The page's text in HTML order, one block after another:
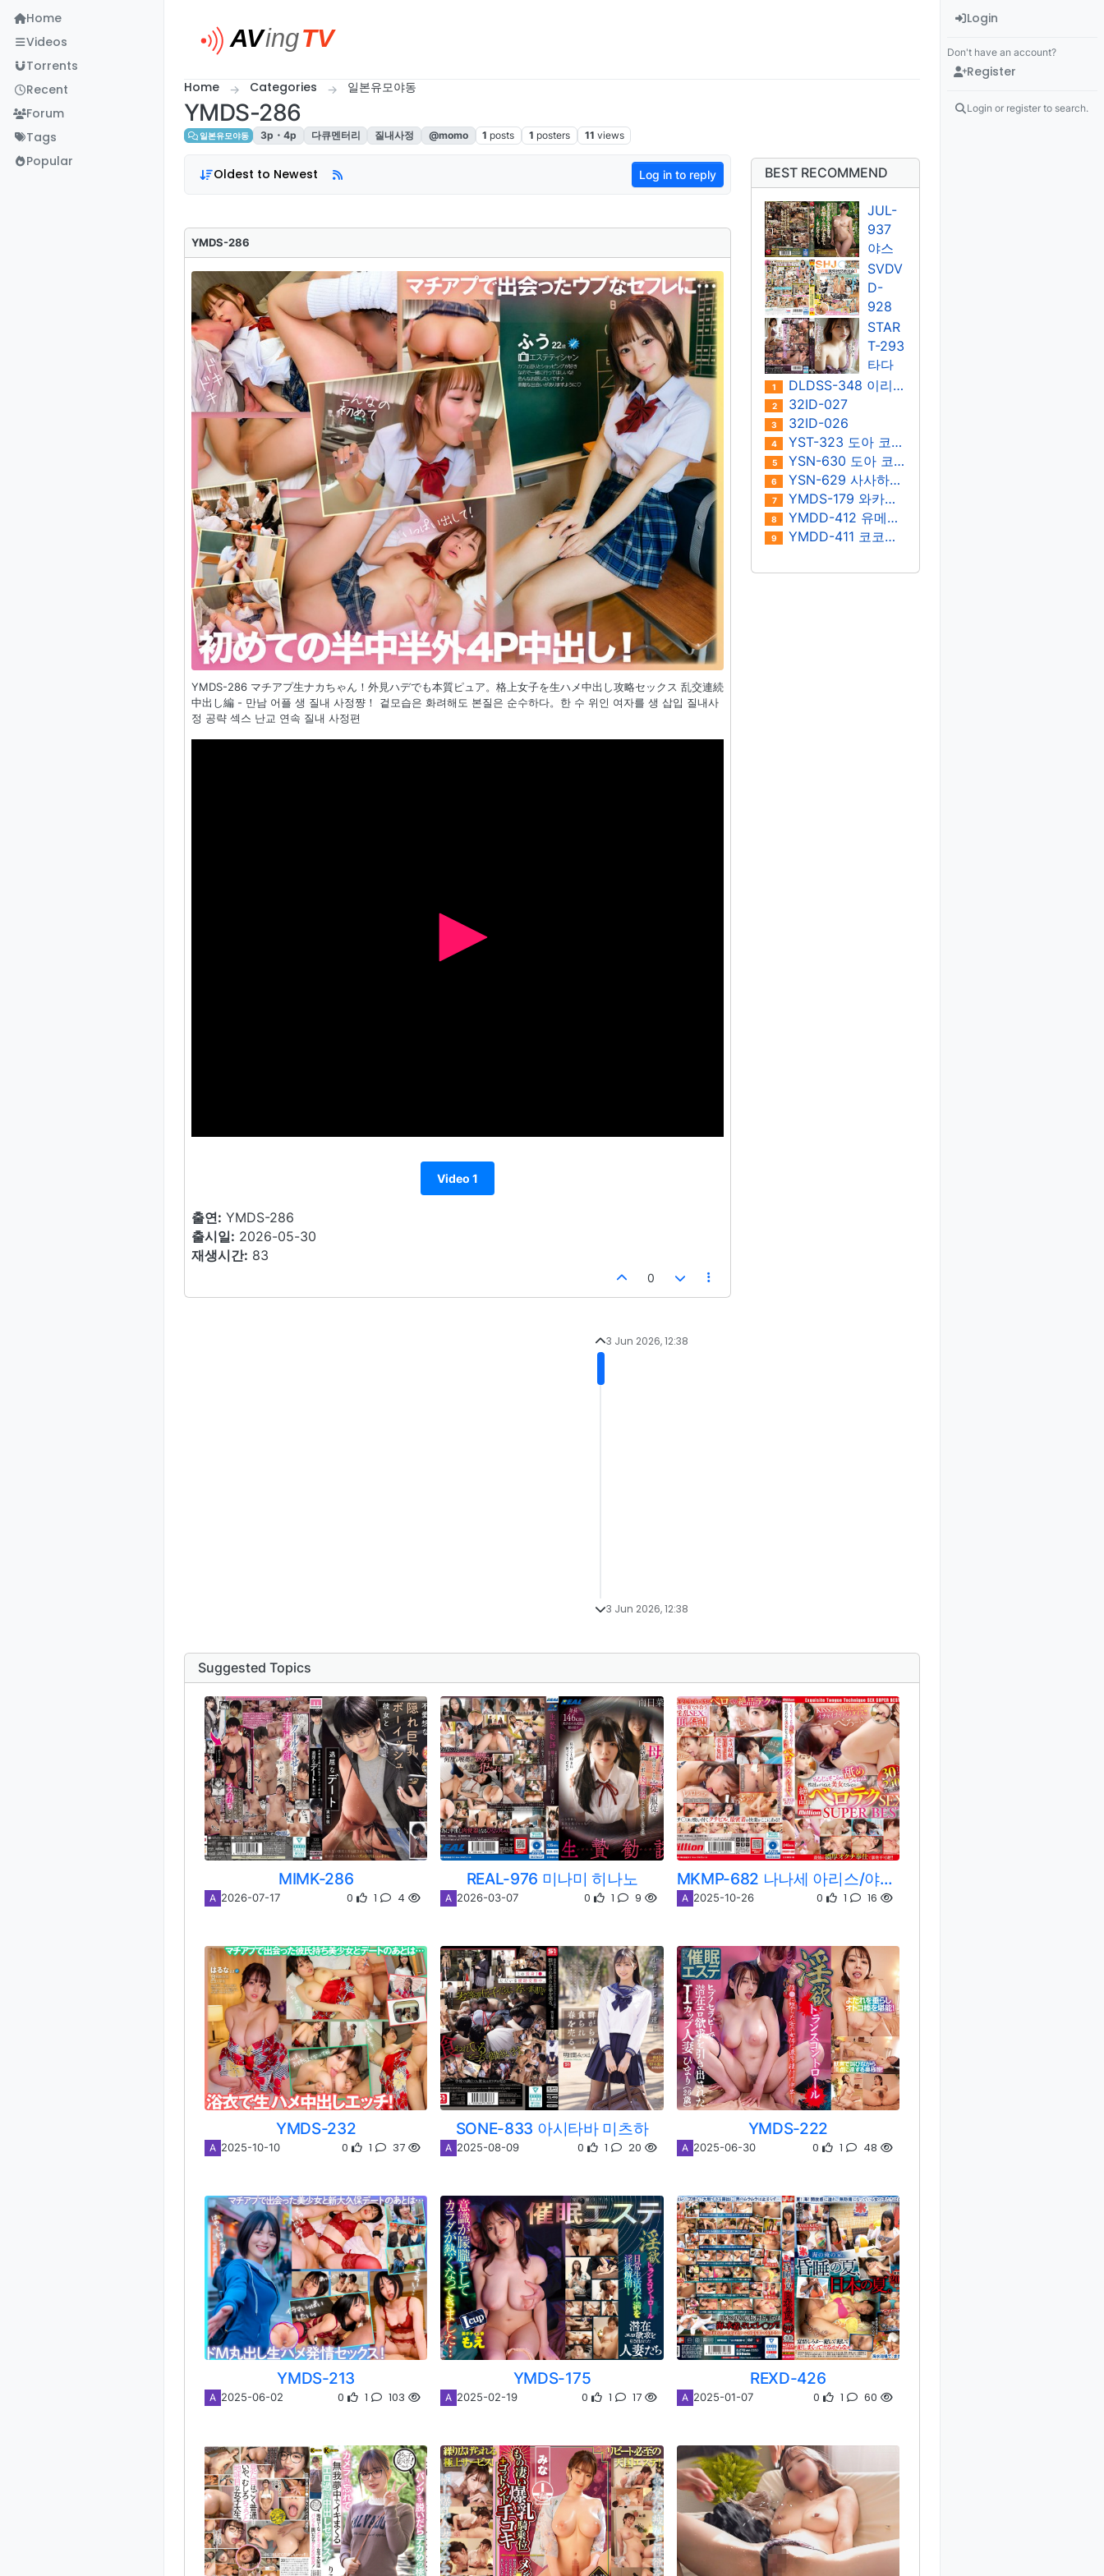
Home
Videos
Torrents
Recent
Forum
Tags
Popular
Home Categories 일본유모야동
YMDS-286
일본유모야동 3p・4p 다큐멘터리 질내사정 @momo 1 posts 1 posters 11 views
Oldest to Newest Log in to reply
YMDS-286
YMDS-286 マチアプ生ナカちゃん！外見ハデでも本質ピュア。格上女子を生ハメ中出し攻略セックス 乱交連続
中出し編 - 만남 어플 생 질내 사정쨩！ 겉모습은 화려해도 본질은 순수하다。한 수 위인 여자를 생 삽입 질내사
정 공략 섹스 난교 연속 질내 사정편
Video 1
출연: YMDS-286
출시일: 2026-05-30
재생시간: 83
0
3 Jun 2026, 12:38
3 Jun 2026, 12:38
BEST RECOMMEND
JUL-
937
야스
미나
미
SVDV
D-
928
쿠도
우 라
라/유
키노
나츠
STAR
T-293
타다
이 마
1 DLDSS-348 이리타 마아야
2 32ID-027
3 32ID-026
4 YST-323 도아 코토네
5 YSN-630 도아 코토네
6 YSN-629 사사하라 우라라
7 YMDS-179 와카미야 호노
8 YMDD-412 유메리 리카
9 YMDD-411 코코노이 스나오
Suggested Topics
MIMK-286
A 2026-07-17 0 1 4
REAL-976 미나미 히나노
A 2026-03-07 0 1 9
MKMP-682 나나세 아리스/야요이 미즈키/모리 히나코/AIKA/호시 나코/카와나 미스즈/타케우치 미스즈/츠지이 호노카/텐마 유이/난죠 미야코/미사키 칸나/모모나가 사리나/호리우치 미카/스에히로 쥰/아리오카 미우/니이무라 아카리/코나미 아야/오가와 하루/키미토 아유미/모나미 스즈/이치죠 미오/오츠 아리스/카고 리나/미나즈키 히카루/타치바나 메아리/세리자와 나기/사쿠라 키즈나/사토 노노카/카토 모모카/나나세 이오리/사토미 유리아
A 2025-10-26 0 1 16
YMDS-232
A 2025-10-10 0 1 37
SONE-833 아시타바 미츠하
A 2025-08-09 0 1 20
YMDS-222
A 2025-06-30 0 1 48
YMDS-213
A 2025-06-02 0 1 103
YMDS-175
A 2025-02-19 0 1 17
REXD-426
A 2025-01-07 0 1 60
Login
Don't have an account?
Register
Login or register to search.